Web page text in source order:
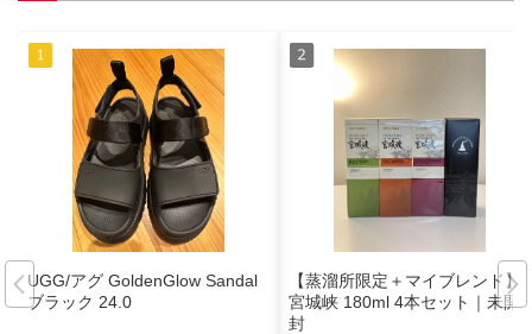
UGG/アグ GoldenGlow Sandal
ブラック 24.0
【蒸溜所限定＋マイブレンド】
宮城峡 180ml 4本セット｜未開
封